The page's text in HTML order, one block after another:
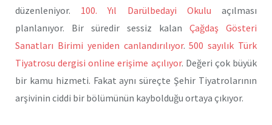
düzenleniyor. 100. Yıl Darülbedayi Okulu açılması
planlanıyor. Bir süredir sessiz kalan Çağdaş Gösteri
Sanatları Birimi yeniden canlandırılıyor.500 sayılık Türk
Tiyatrosu dergisi online erişime açılıyor. Değeri çok büyük
bir kamu hizmeti. Fakat aynı süreçte Şehir Tiyatrolarının
arşivinin ciddi bir bölümünün kaybolduğu ortaya çıkıyor.